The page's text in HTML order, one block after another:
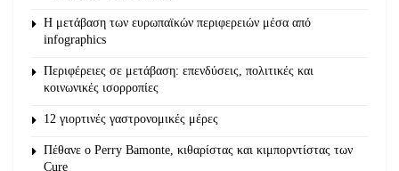
Η μετάβαση των ευρωπαϊκών περιφερειών μέσα από
infographics
Περιφέρειες σε μετάβαση: επενδύσεις, πολιτικές και
κοινωνικές ισορροπίες
12 γιορτινές γαστρονομικές μέρες
Πέθανε ο Perry Bamonte, κιθαρίστας και κιμπορντίστας των
Cure